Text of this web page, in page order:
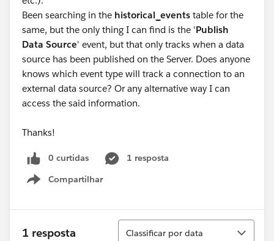
Been searching in the historical_events table for the
same, but the only thing I can find is the 'Publish
Data Source' event, but that only tracks when a data
source has been published on the Server. Does anyone
knows which event type will track a connection to an
external data source? Or any alternative way I can
access the said information.
Thanks!
0 curtidas
1 resposta
Compartilhar
Show menu
1 resposta
Classificar
Classificar por data